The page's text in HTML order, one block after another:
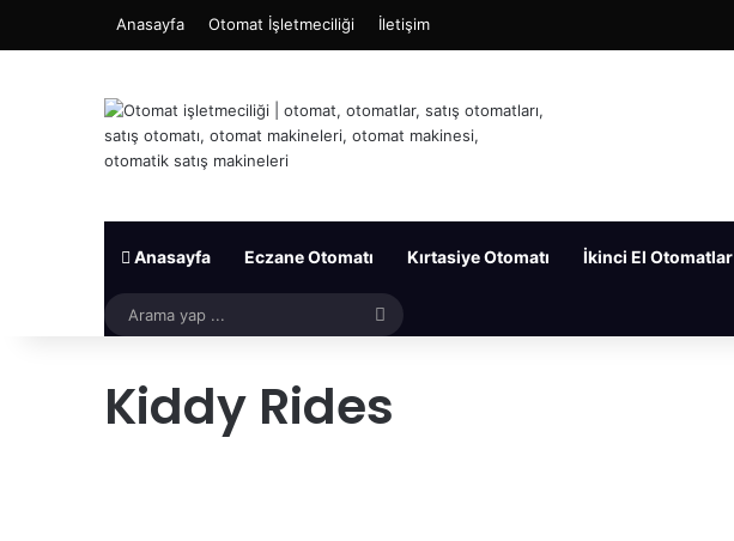
Anasayfa Otomat İşletmeciliği İletişim
Anasayfa Eczane Otomatı Kırtasiye Otomatı İkinci El Otomatlar
Arama
...
Kiddy Rides